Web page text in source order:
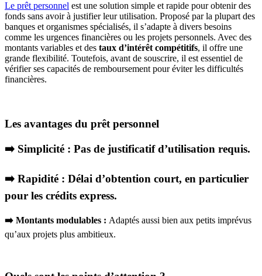
Le prêt personnel est une solution simple et rapide pour obtenir des
fonds sans avoir à justifier leur utilisation. Proposé par la plupart des
banques et organismes spécialisés, il s’adapte à divers besoins
comme les urgences financières ou les projets personnels. Avec des
montants variables et des taux d’intérêt compétitifs, il offre une
grande flexibilité. Toutefois, avant de souscrire, il est essentiel de
vérifier ses capacités de remboursement pour éviter les difficultés
financières.
Les avantages du prêt personnel
➡️ Simplicité : Pas de justificatif d’utilisation requis.
➡️ Rapidité : Délai d’obtention court, en particulier
pour les crédits express.
➡️ Montants modulables : Adaptés aussi bien aux petits imprévus
qu’aux projets plus ambitieux.